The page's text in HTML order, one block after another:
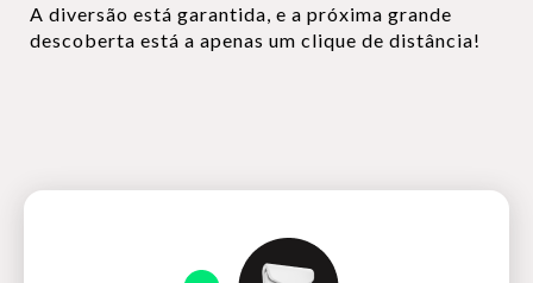
A diversão está garantida, e a próxima grande
descoberta está a apenas um clique de distância!